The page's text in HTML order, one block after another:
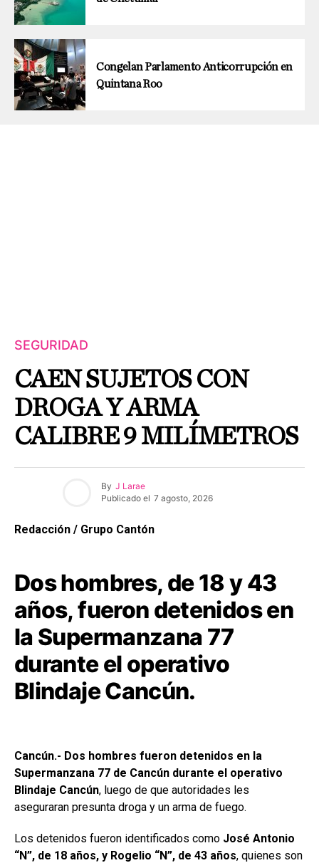
Congelan Parlamento Anticorrupción en
Quintana Roo
SEGURIDAD
CAEN SUJETOS CON
DROGA Y ARMA
CALIBRE 9 MILÍMETROS
By J Larae
Publicado el 7 agosto, 2026
Redacción / Grupo Cantón
Dos hombres, de 18 y 43
años, fueron detenidos en
la Supermanzana 77
durante el operativo
Blindaje Cancún.
Cancún.- Dos hombres fueron detenidos en la
Supermanzana 77 de Cancún durante el operativo
Blindaje Cancún, luego de que autoridades les
aseguraran presunta droga y un arma de fuego.
Los detenidos fueron identificados como José Antonio
“N”, de 18 años, y Rogelio “N”, de 43 años, quienes son